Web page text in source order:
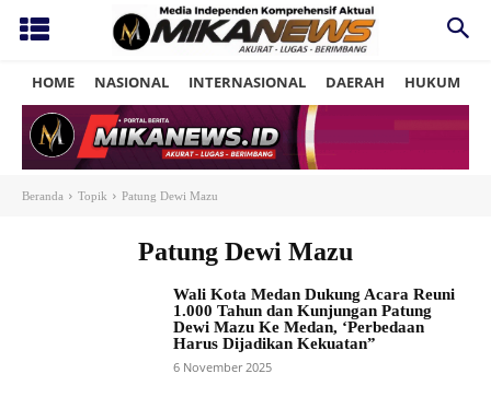
HOME NASIONAL INTERNASIONAL DAERAH HUKUM
Beranda Topik Patung Dewi Mazu
Patung Dewi Mazu
Wali Kota Medan Dukung Acara Reuni
1.000 Tahun dan Kunjungan Patung
Dewi Mazu Ke Medan, ‘Perbedaan
Harus Dijadikan Kekuatan”
6 November 2025